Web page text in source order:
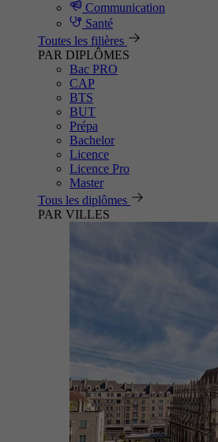
Communication
Santé
Toutes les filières
PAR DIPLÔMES
Bac PRO
CAP
BTS
BUT
Prépa
Bachelor
Licence
Licence Pro
Master
Tous les diplômes
PAR VILLES